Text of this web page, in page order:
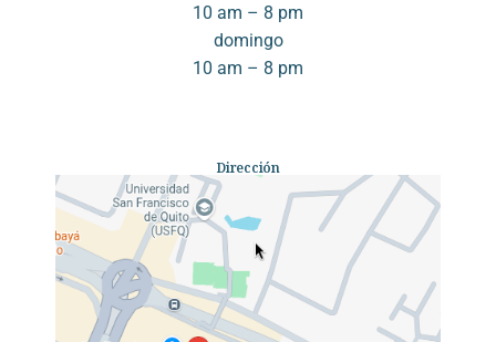
10 am – 8 pm
domingo
10 am – 8 pm
Dirección